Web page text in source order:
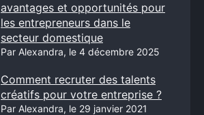
avantages et opportunités pour
les entrepreneurs dans le
secteur domestique
Par Alexandra, le 4 décembre 2025
Comment recruter des talents
créatifs pour votre entreprise ?
Par Alexandra, le 29 janvier 2021